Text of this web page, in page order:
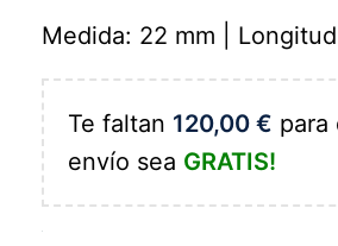
Medida: 22 mm |
Te faltan 120,00 € para
envío sea GRATIS!